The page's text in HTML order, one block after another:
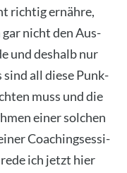
rich­tig ernäh­re,
nicht den Aus­
und des­halb nur
sind all die­se Punk­
muss und die
einer sol­chen
Coa­chings­es­si­
ich jetzt hier